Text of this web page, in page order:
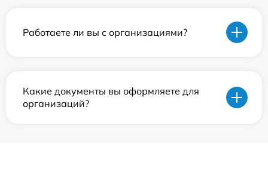
Работаете ли вы с организациями?
Какие документы вы оформляете для
организаций?